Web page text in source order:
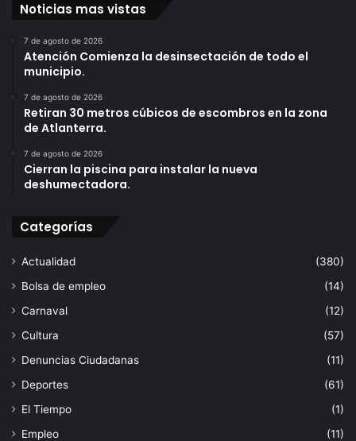
Noticias mas vistas
7 de agosto de 2026
Atención Comienza la desinsectación de todo el
municipio.
7 de agosto de 2026
Retiran 30 metros cúbicos de escombros en la zona
de Atlanterra.
7 de agosto de 2026
Cierran la piscina para instalar la nueva
deshumectadora.
Categorías
Actualidad
(380)
Bolsa de empleo
(14)
Carnaval
(12)
Cultura
(57)
Denuncias Ciudadanas
(11)
Deportes
(61)
El Tiempo
(1)
Empleo
(11)